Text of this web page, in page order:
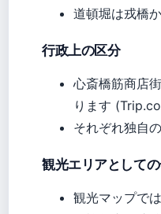
道頓堀は戎橋
行政上の区分
心斎橋筋商店
ります
それぞれ独自
観光エリアとして
観光マップで